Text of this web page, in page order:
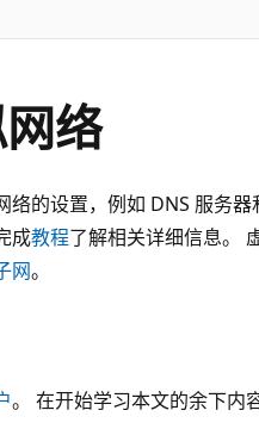
络
的设置，例如 DNS 服务器
成教程了解相关详细信息。
网。
。 在开始学习本文的余下内